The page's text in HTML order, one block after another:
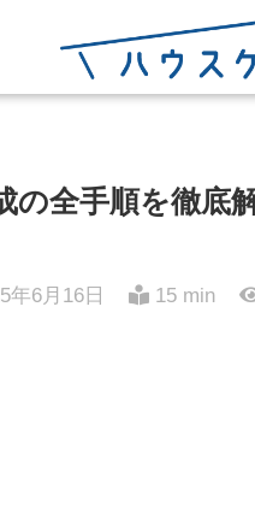
の全手順を徹底
年6月16日 15 min